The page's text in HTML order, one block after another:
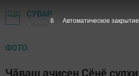
СУВАР
ФОТО
Чăваш ачисен Çӗнӗ
6 Автоматическое